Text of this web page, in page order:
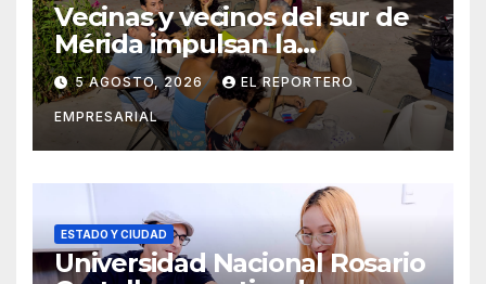
Vecinas y vecinos del sur de
Mérida impulsan la
recuperación de espacios
comunitarios
5 AGOSTO, 2026 EL REPORTERO
EMPRESARIAL
ESTADO Y CIUDAD
Universidad Nacional Rosario